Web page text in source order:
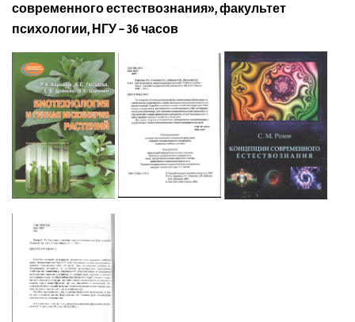
современного естествознания», факультет
психологии, НГУ – 36 часов